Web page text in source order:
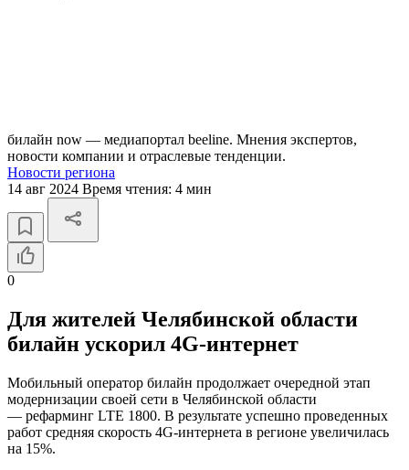
билайн now — медиапортал beeline. Мнения экспертов,
новости компании и отраслевые тенденции.
Новости региона
14 авг 2024 Время чтения: 4 мин
0
Для жителей Челябинской области
билайн ускорил 4G-интернет
Мобильный оператор билайн продолжает очередной этап
модернизации своей сети в Челябинской области
— рефарминг LTE 1800. В результате успешно проведенных
работ средняя скорость 4G-интернета в регионе увеличилась
на 15%.